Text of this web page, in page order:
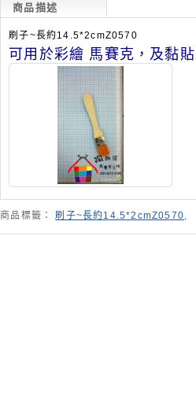
商品描述
刷子~長約14.5*2cmZ0570
可用於彩繪 馬賽克，及黏
商品標籤：刷子~長約14.5*2cmZ0570,